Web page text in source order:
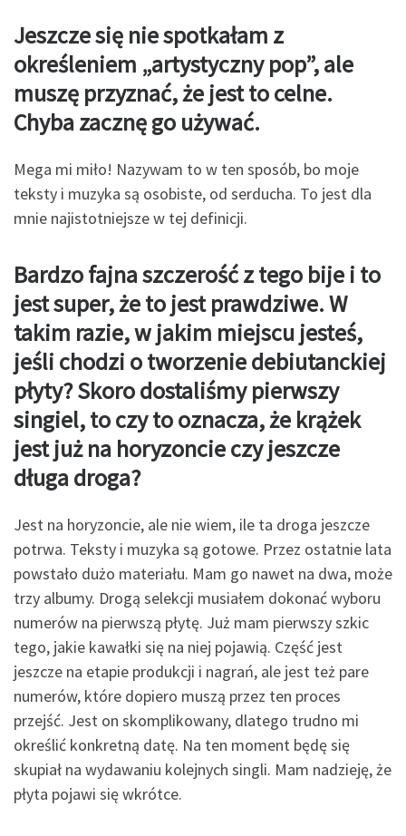
Jeszcze się nie spotkałam z
określeniem „artystyczny pop”, ale
muszę przyznać, że jest tocelne.
Chyba zacznę go używać.
Mega mi miło! Nazywam to w ten sposób, bo moje
teksty i muzyka są osobiste, od serducha. To jest dla
mnie najistotniejsze w tej definicji.
Bardzo fajna szczerość z tego bije i to
jest super, że to jest prawdziwe. W
takim razie, w jakim miejscu jesteś,
jeśli chodzi o tworzenie debiutanckiej
płyty? Skoro dostaliśmy pierwszy
singiel, to czy to oznacza, że krążek
jest już na horyzoncie czy jeszcze
długa droga?
Jest na horyzoncie, ale nie wiem, ile ta droga jeszcze
potrwa. Teksty i muzyka są gotowe. Przez ostatnie lata
powstało dużo materiału. Mam go nawet na dwa, może
trzy albumy. Drogą selekcji musiałem dokonać wyboru
numerów na pierwszą płytę. Już mam pierwszy szkic
tego, jakie kawałki się na niej pojawią. Część jest
jeszcze na etapie produkcji i nagrań, ale jest też pare
numerów, które dopiero muszą przez ten proces
przejść. Jest on skomplikowany, dlatego trudno mi
określić konkretną datę. Na ten moment będę się
skupiał na wydawaniu kolejnych singli. Mam nadzieję, że
płyta pojawi się wkrótce.